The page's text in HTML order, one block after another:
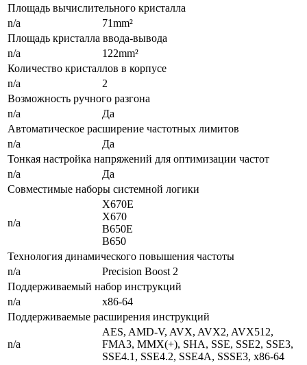
Площадь вычислительного кристалла
n/a
71mm²
Площадь кристалла ввода-вывода
n/a
122mm²
Количество кристаллов в корпусе
n/a
2
Возможность ручного разгона
n/a
Да
Автоматическое расширение частотных лимитов
n/a
Да
Тонкая настройка напряжений для оптимизации частот
n/a
Да
Совместимые наборы системной логики
n/a
X670E
X670
B650E
B650
Технология динамического повышения частоты
n/a
Precision Boost 2
Поддерживаемый набор инструкций
n/a
x86-64
Поддерживаемые расширения инструкций
n/a
AES, AMD-V, AVX, AVX2, AVX512,
FMA3, MMX(+), SHA, SSE, SSE2, SSE3,
SSE4.1, SSE4.2, SSE4A, SSSE3, x86-64